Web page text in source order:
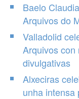
Baelo
Arquivos do
Valladolid
Arquivos con
divulgativas
Alxeciras
unha intensa